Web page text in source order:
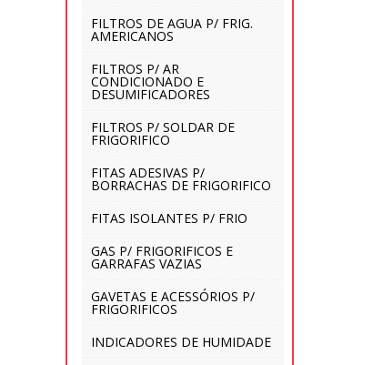
FILTROS DE AGUA P/ FRIG.
AMERICANOS
FILTROS P/ AR
CONDICIONADO E
DESUMIFICADORES
FILTROS P/ SOLDAR DE
FRIGORIFICO
FITAS ADESIVAS P/
BORRACHAS DE FRIGORIFICO
FITAS ISOLANTES P/ FRIO
GAS P/ FRIGORIFICOS E
GARRAFAS VAZIAS
GAVETAS E ACESSÓRIOS P/
FRIGORIFICOS
INDICADORES DE HUMIDADE